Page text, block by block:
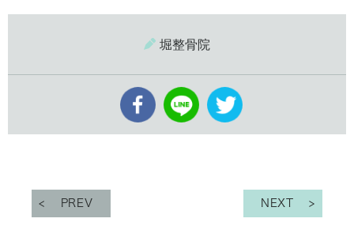
堀整骨院
PREV NEXT